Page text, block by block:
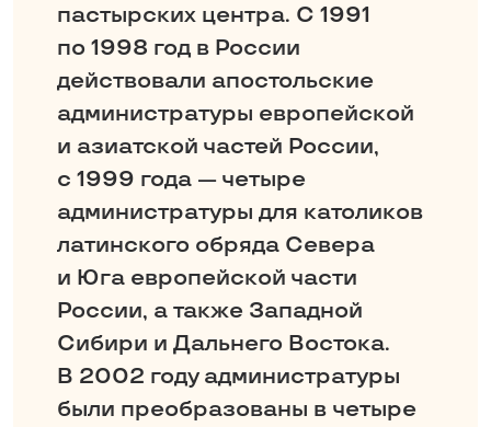
пастырских центра. С 1991
по 1998 год в России
действовали апостольские
администратуры европейской
и азиатской частей России,
с 1999 года — четыре
администратуры для католиков
латинского обряда Севера
и Юга европейской части
России, а также Западной
Сибири и Дальнего Востока.
В 2002 году администратуры
были преобразованы в четыре